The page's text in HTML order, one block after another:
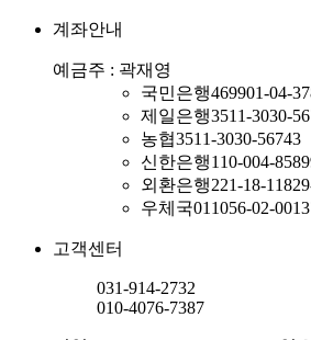
계좌안내
예금주 : 곽재영
국민은행469901-04-
제일은행3511-3030-
농협3511-3030-56743
신한은행110-004-
외환은행221-18-
우체국011056-02-
고객센터
031-914-2732
010-4076-7387